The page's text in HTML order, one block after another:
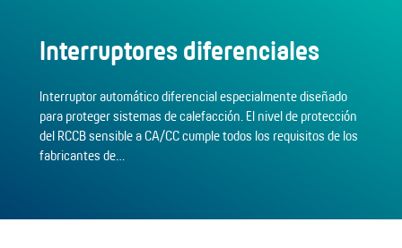
Interruptores diferenciales
Interruptor automático diferencial especialmente diseñado
para proteger sistemas de calefacción. El nivel de protección
del RCCB sensible a CA/CC cumple todos los requisitos de los
fabricantes de…